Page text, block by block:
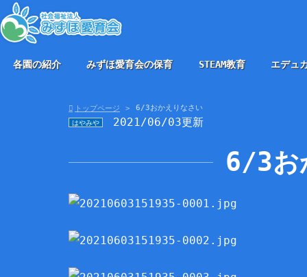
各園の紹介 みずほ愛育会の保育 STEAM教育 エデュ
トップページ 6/3おかえりなさい
はやみや 2021/06/03更新
6/3お